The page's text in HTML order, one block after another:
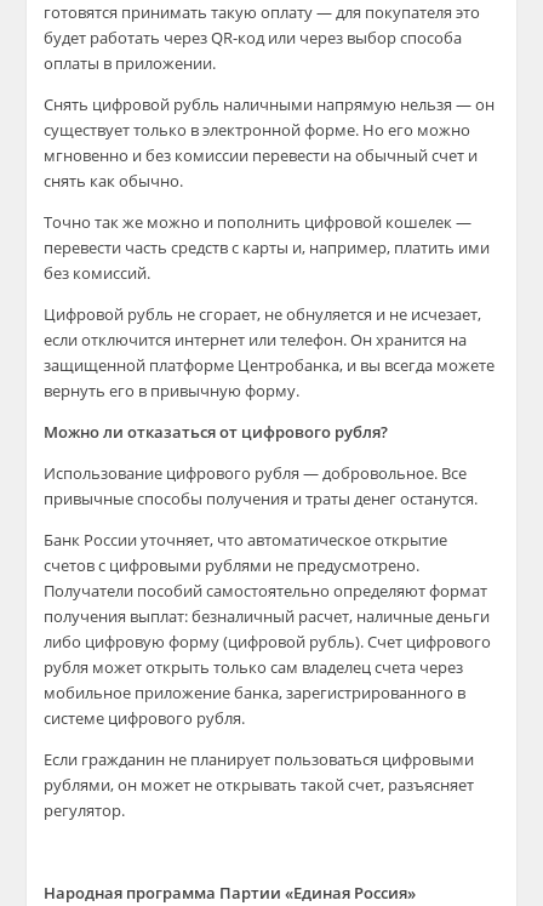
готовятся принимать такую оплату — для покупателя это
будет работать через QR-код или через выбор способа
оплаты в приложении.
Снять цифровой рубль наличными напрямую нельзя — он
существует только в электронной форме. Но его можно
мгновенно и без комиссии перевести на обычный счет и
снять как обычно.
Точно так же можно и пополнить цифровой кошелек —
перевести часть средств с карты и, например, платить ими
без комиссий.
Цифровой рубль не сгорает, не обнуляется и не исчезает,
если отключится интернет или телефон. Он хранится на
защищенной платформе Центробанка, и вы всегда можете
вернуть его в привычную форму.
Можно ли отказаться от цифрового рубля?
Использование цифрового рубля — добровольное. Все
привычные способы получения и траты денег останутся.
Банк России уточняет, что автоматическое открытие
счетов с цифровыми рублями не предусмотрено.
Получатели пособий самостоятельно определяют формат
получения выплат: безналичный расчет, наличные деньги
либо цифровую форму (цифровой рубль). Счет цифрового
рубля может открыть только сам владелец счета через
мобильное приложение банка, зарегистрированного в
системе цифрового рубля.
Если гражданин не планирует пользоваться цифровыми
рублями, он может не открывать такой счет, разъясняет
регулятор.
Народная программа Партии «Единая Россия»